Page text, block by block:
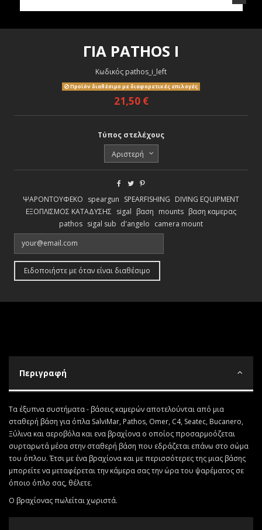
ΓΙΑ PATHOS I
Κωδικός pathos_i_left
Προϊόν διαθέσιμο με διαφορετικές επιλογές
21,50 €
Τύπος στελέχους
ΨΑΡΟΝΤΟΥΦΕΚΟ speargun SPEARFISHING DIVING EQUIPMENT
ΕΞΟΠΛΙΣΜΟΣ ΚΑΤΑΔΥΣΗΣ sigal βαση mounts βαση καμερας
pathos sigal sub d'angelo camera mount
Περιγραφή
Τα έξυπνα συστήματα - βάσεις καμερών αποτελούνται από μια
σταθερή βάση για όπλα SalviMar, Pathos, Omer, C4, Seatec, Bucanero,
Ξύλινα και αεροβόλα και ενα βραχίονα ο οποίος προσαρμοόζεται
συρταρωτά μέσα στην σταθερή βάση που εδράζεται επάνω στο σώμα
του όπλου. Έτσι με ένα βραχίονα και με περισσότερες της μιας βάσης
μπορείτε να μεταφέρεται την κάμερα σας την ώρα του ψαρέματος σε
όποιο όπλο σας, θέλετε.
Ο βραχίονας πωλείται χωριστά.